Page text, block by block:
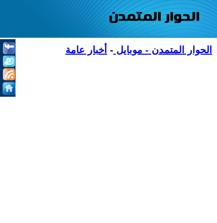
الحوار المتمدن - موبايل - أخبار عامة